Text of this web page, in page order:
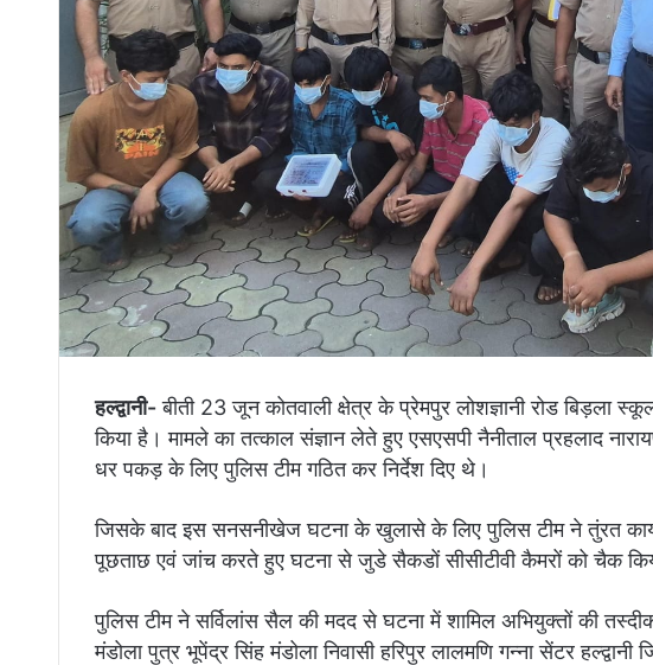
हल्द्वानी-बीती 23 जून कोतवाली क्षेत्र के प्रेमपुर लोशज्ञानी रोड बिड़ला
किया है। मामले का तत्काल संज्ञान लेते हुए एसएसपी नैनीताल प्रहलाद
धर पकड़ के लिए पुलिस टीम गठित कर निर्देश दिए थे।
जिसके बाद इस सनसनीखेज घटना के खुलासे के लिए पुलिस टीम ने तुंरत
पूछताछ एवं जांच करते हुए घटना से जुडे सैकडों सीसीटीवी कैमरों को चैक
पुलिस टीम ने सर्विलांस सैल की मदद से घटना में शामिल अभियुक्तों की
मंडोला पुत्र भूपेंद्र सिंह मंडोला निवासी हरिपुर लालमणि गन्ना सेंटर